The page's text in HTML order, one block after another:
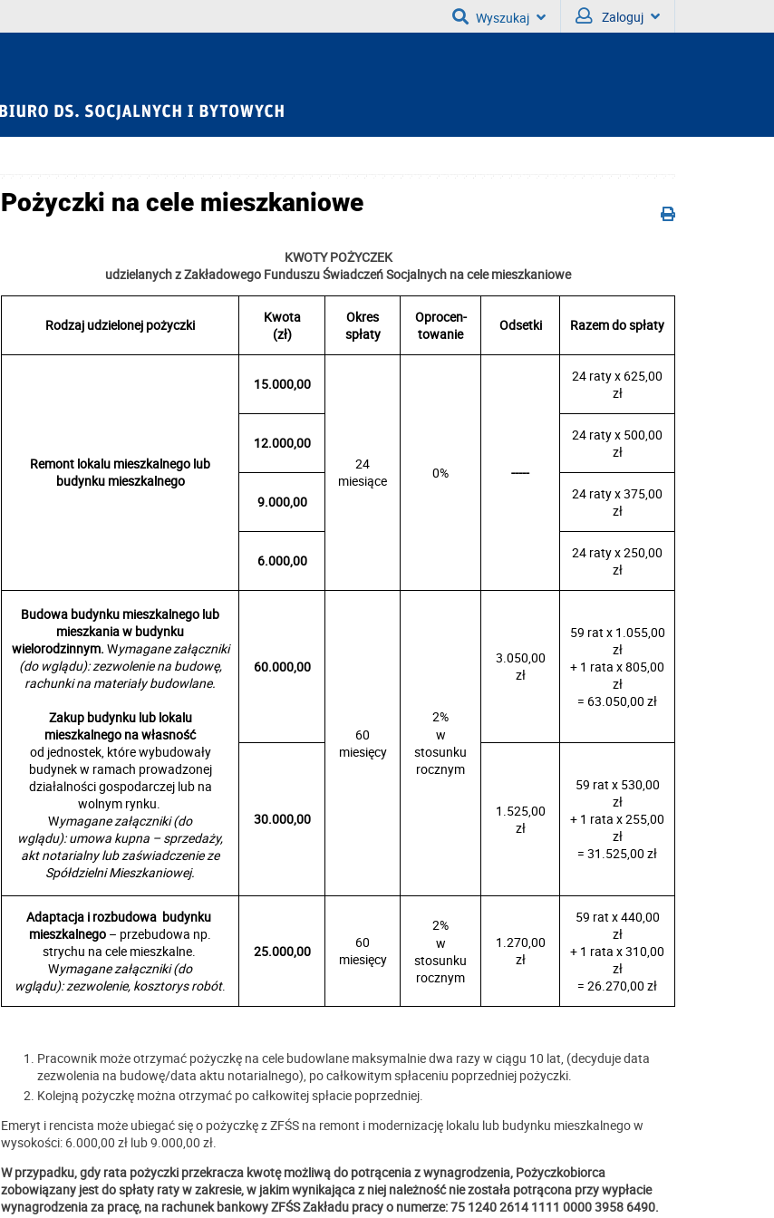
Wyszukaj Zaloguj
Pożyczki na cele mieszkaniowe
KWOTY POŻYCZEK
udzielanych z Zakładowego Funduszu Świadczeń Socjalnych na cele mieszkaniowe
Rodzaj udzielonej pożyczki
Kwota
(zł)
Okres
spłaty
Oprocen-
towanie
Odsetki Razem do spłaty
Remont lokalu mieszkalnego lub
budynku mieszkalnego
15.000,00
24
miesiące
0% -----
24 raty x 625,00
zł
12.000,00
24 raty x 500,00
zł
9.000,00
24 raty x 375,00
zł
6.000,00
24 raty x 250,00
zł
Budowa budynku mieszkalnego lub
mieszkania w budynku
wielorodzinnym. Wymagane załączniki
(do wglądu): zezwolenie na budowę,
rachunki na materiały budowlane.
Zakup budynku lub lokalu
mieszkalnego na własność
od jednostek, które wybudowały
budynek w ramach prowadzonej
działalności gospodarczej lub na
wolnym rynku.
Wymagane załączniki (do
wglądu): umowa kupna – sprzedaży,
akt notarialny lub zaświadczenie ze
Spółdzielni Mieszkaniowej.
60.000,00
60
miesięcy
2%
w
stosunku
rocznym
3.050,00
zł
59 rat x 1.055,00
zł
+ 1 rata x 805,00
zł
= 63.050,00 zł
30.000,00
1.525,00
zł
59 rat x 530,00
zł
+ 1 rata x 255,00
zł
= 31.525,00 zł
Adaptacja i rozbudowa budynku
mieszkalnego – przebudowa np.
strychu na cele mieszkalne.
Wymagane załączniki (do
wglądu): zezwolenie, kosztorys robót.
25.000,00
60
miesięcy
2%
w
stosunku
rocznym
1.270,00
zł
59 rat x 440,00
zł
+ 1 rata x 310,00
zł
= 26.270,00 zł
Pracownik może otrzymać pożyczkę na cele budowlane maksymalnie dwa razy w ciągu 10 lat, (decyduje data
zezwolenia na budowę/data aktu notarialnego), po całkowitym spłaceniu poprzedniej pożyczki.
Kolejną pożyczkę można otrzymać po całkowitej spłacie poprzedniej.
Emeryt i rencista może ubiegać się o pożyczkę z ZFŚS na remont i modernizację lokalu lub budynku mieszkalnego w
wysokości: 6.000,00 zł lub 9.000,00 zł.
W przypadku, gdy rata pożyczki przekracza kwotę możliwą do potrącenia z wynagrodzenia, Pożyczkobiorca
zobowiązany jest do spłaty raty w zakresie, w jakim wynikająca z niej należność nie została potrącona przy wypłacie
wynagrodzenia za pracę, na rachunek bankowy ZFŚS Zakładu pracy o numerze:75 1240 2614 1111 0000 3958 6490.